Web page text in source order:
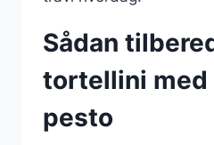
Sådan
tortellini med
pesto